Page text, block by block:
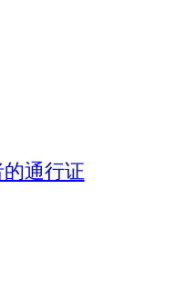
通行证